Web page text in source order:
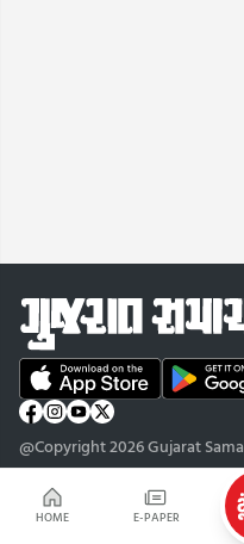
HOME E-PAPER
@Copyright 2026 Gujarat